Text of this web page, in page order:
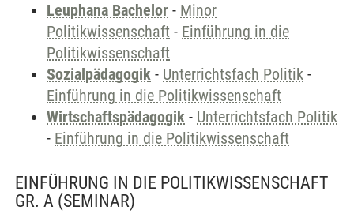
Leuphana Bachelor - Minor
Politikwissenschaft - Einführung in die
Politikwissenschaft
Sozialpädagogik - Unterrichtsfach Politik -
Einführung in die Politikwissenschaft
Wirtschaftspädagogik - Unterrichtsfach Politik
- Einführung in die Politikwissenschaft
EINFÜHRUNG IN DIE POLITIKWISSENSCHAFT
GR. A (SEMINAR)